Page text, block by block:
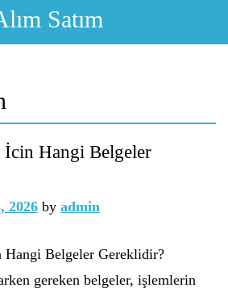
Satım
Hangi Belgeler
2026 by admin
Hangi Belgeler Gereklidir?
gereken belgeler, işlemlerin